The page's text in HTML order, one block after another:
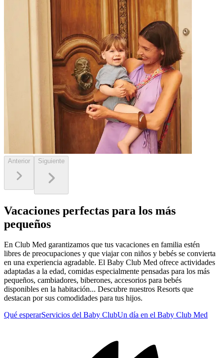
Anterior Siguiente
Vacaciones perfectas para los más
pequeños
En Club Med garantizamos que tus vacaciones en familia estén
libres de preocupaciones y que viajar con niños y bebés se convierta
en una experiencia agradable. El Baby Club Med ofrece actividades
adaptadas a la edad, comidas especialmente pensadas para los más
pequeños, cambiadores, biberones, accesorios para bebés
disponibles en la habitación... Descubre nuestros Resorts que
destacan por sus comodidades para tus hijos.
Qué esperarServicios del Baby ClubUn día en el Baby Club Med